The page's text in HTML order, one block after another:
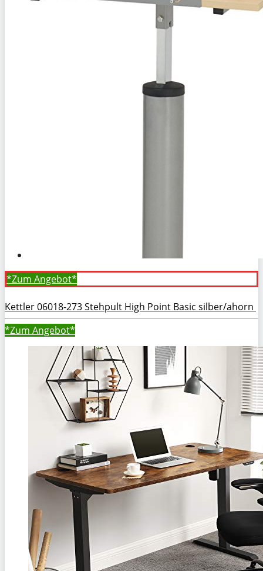
*Zum Angebot*
Kettler 06018-273 Stehpult High Point Basic silber/ahorn
*Zum Angebot*